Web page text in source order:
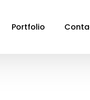
Portfolio